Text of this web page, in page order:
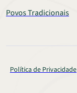
Povos Tradicionais
Política de Privacidade